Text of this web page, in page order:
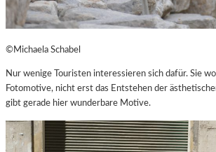
©Michaela Schabel
Nur wenige Touristen interessieren sich dafür. Sie
Fotomotive, nicht erst das Entstehen der
gibt gerade hier wunderbare Motive.